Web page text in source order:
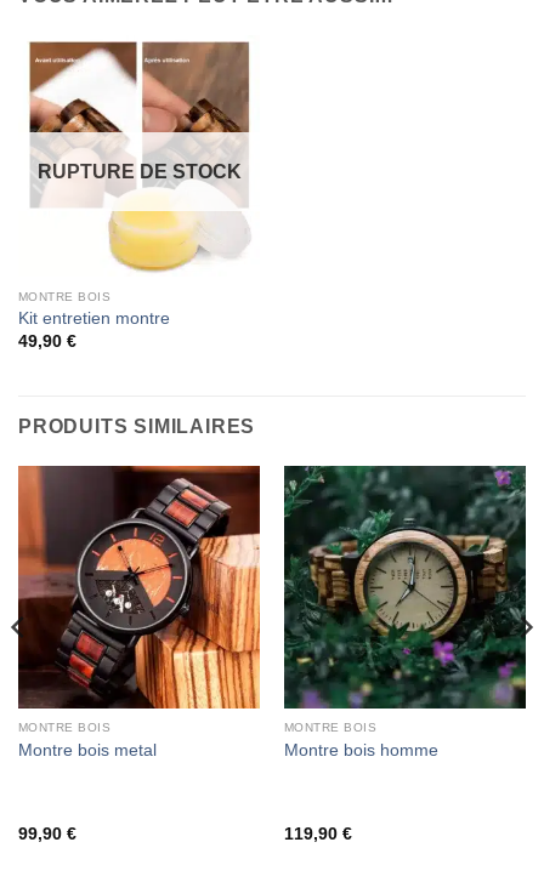
RUPTURE DE STOCK
MONTRE BOIS
Kit entretien montre
49,90 €
PRODUITS SIMILAIRES
MONTRE BOIS
Montre bois metal
99,90 €
MONTRE BOIS
Montre bois homme
119,90 €